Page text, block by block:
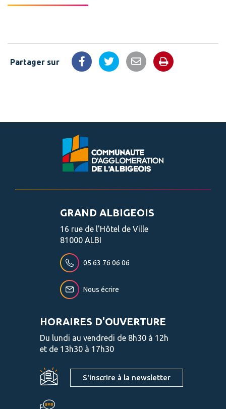
Partager sur Partager sur Facebook
Partager sur Twitter
Partager par email
Imprimer la
GRAND ALBIGEOIS
16 rue de l'Hôtel de Ville
81000 ALBI
05 63 76 06 06
Nous écrire
HORAIRES D'OUVERTURE
Du lundi au vendredi de 8h30 à 12h
et de 13h30 à 17h30
S'inscrire à la newsletter